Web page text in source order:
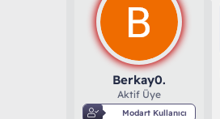
n
r
i
i
Berkay0.
Aktif Üye
Modart Kullanıcı